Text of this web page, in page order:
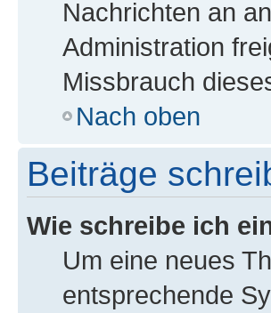
Nachrichten an
Administration
Missbrauch
Nach oben
Beiträge
Wie schreibe ich
Um eine neues
entsprechende